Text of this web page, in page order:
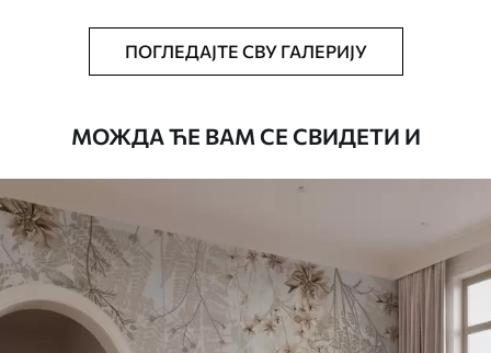
Тапета се може нежно очистити меким
сунђером. Позадине са завршном
водом.
Доступни материјали
Стандард
.42 2683 RSD/m²
ПОГЛЕДАЈТЕ СВУ ГАЛЕРИЈУ
МОЖДА ЋЕ ВАМ СЕ СВИДЕТИ И